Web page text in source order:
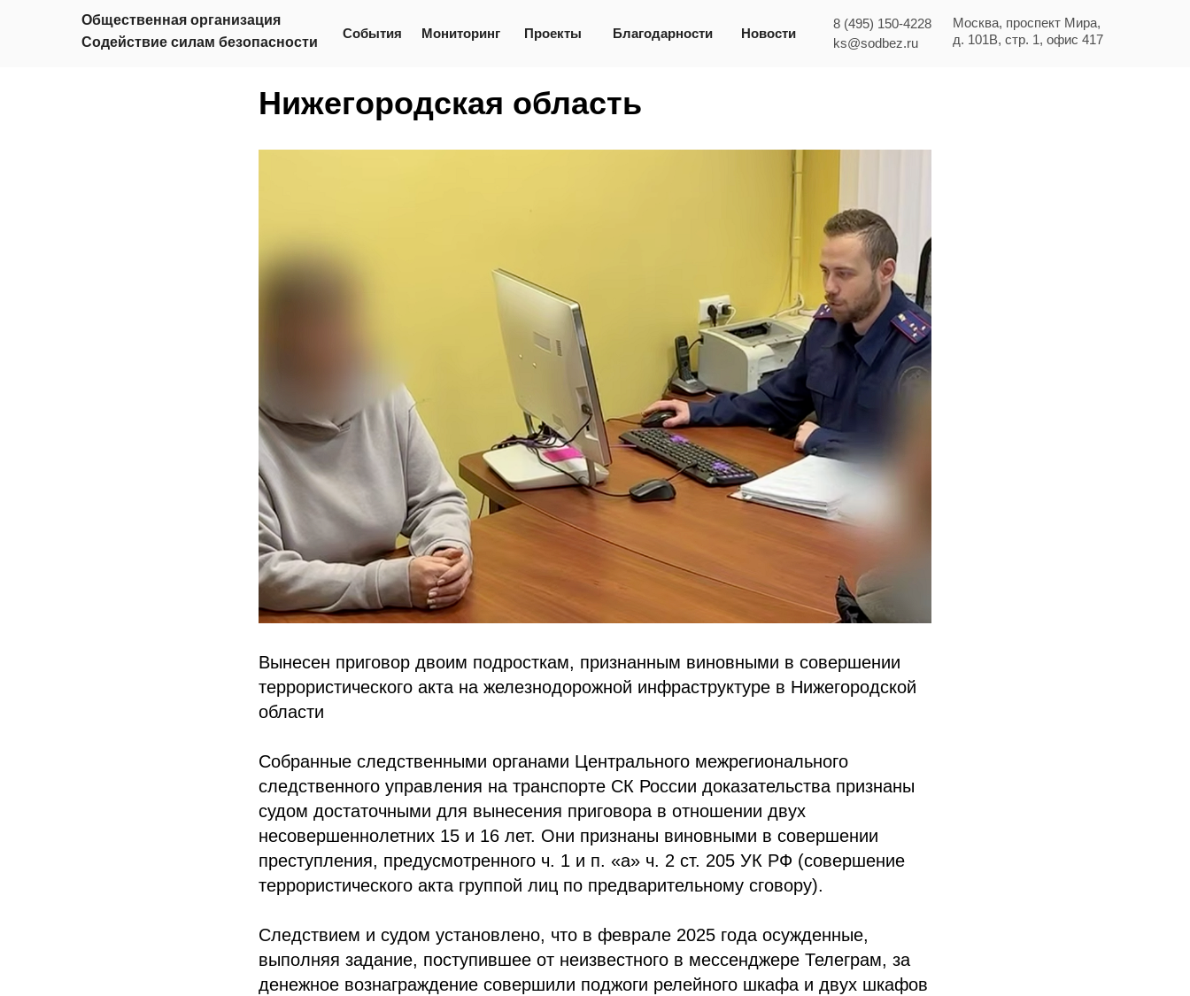
8 (495) 150-4228
ks@sodbez.ru
Общественная организация
Содействие силам безопасности
Мониторинг
События Благодарности Новости
Проекты
Москва, проспект Мира,
д. 101В, стр. 1, офис 417
Нижегородская область
Вынесен приговор двоим подросткам, признанным виновными в совершении
террористического акта на железнодорожной инфраструктуре в Нижегородской
области
Собранные следственными органами Центрального межрегионального
следственного управления на транспорте СК России доказательства признаны
судом достаточными для вынесения приговора в отношении двух
несовершеннолетних 15 и 16 лет. Они признаны виновными в совершении
преступления, предусмотренного ч. 1 и п. «а» ч. 2 ст. 205 УК РФ (совершение
террористического акта группой лиц по предварительному сговору).
Следствием и судом установлено, что в феврале 2025 года осужденные,
выполняя задание, поступившее от неизвестного в мессенджере Телеграм, за
денежное вознаграждение совершили поджоги релейного шкафа и двух шкафов